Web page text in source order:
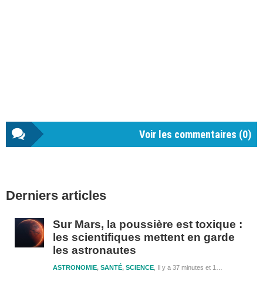
Voir les commentaires (0)
latérale
Derniers articles
Sur Mars, la poussière est toxique :
les scientifiques mettent en garde
les astronautes
Il y a 37 minutes et 19 secondes
ASTRONOMIE, SANTÉ, SCIENCE